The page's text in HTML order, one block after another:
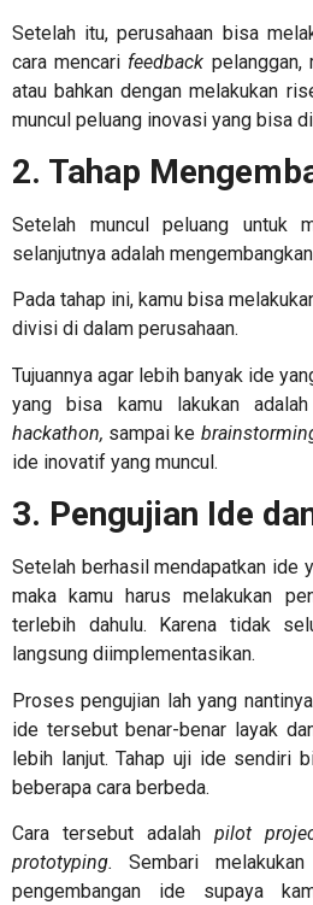
Setelah itu, perusahaan bisa
cara mencari feedback pelanggan,
atau bahkan dengan melakukan
muncul peluang inovasi yang bisa
2. Tahap
Setelah muncul peluang untuk
selanjutnya adalah
Pada tahap ini, kamu bisa
divisi di dalam perusahaan.
Tujuannya agar lebih banyak ide
yang bisa kamu lakukan
hackathon, sampai ke
ide inovatif yang muncul.
3. Pengujian Ide
Setelah berhasil mendapatkan ide
maka kamu harus melakukan
terlebih dahulu. Karena tidak
langsung diimplementasikan.
Proses pengujian lah yang
ide tersebut benar-benar layak
lebih lanjut. Tahap uji ide sendiri
beberapa cara berbeda.
Cara tersebut adalah pilot
prototyping.
Sembari
pengembangan ide supaya